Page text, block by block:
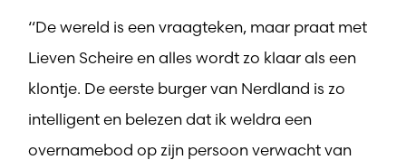
“De wereld is een vraagteken, maar praat met
Lieven Scheire en alles wordt zo klaar als een
klontje. De eerste burger van Nerdland is zo
intelligent en belezen dat ik weldra een
overnamebod op zijn persoon verwacht van